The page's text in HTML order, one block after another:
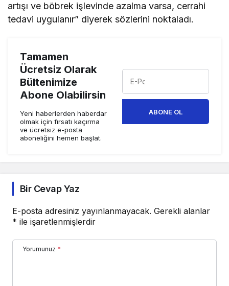
artışı ve böbrek işlevinde azalma varsa, cerrahi
tedavi uygulanır” diyerek sözlerini noktaladı.
Tamamen
Ücretsiz Olarak
Bültenimize
Abone Olabilirsin
Yeni haberlerden haberdar
olmak için fırsatı kaçırma
ve ücretsiz e-posta
aboneliğini hemen başlat.
ABONE OL
Bir Cevap Yaz
E-posta adresiniz yayınlanmayacak. Gerekli alanlar
* ile işaretlenmişlerdir
Yorumunuz *